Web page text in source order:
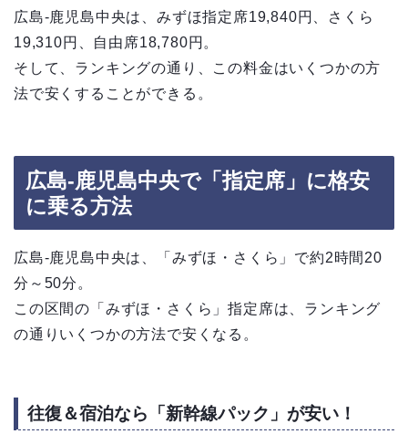
広島-鹿児島中央は、みずほ指定席19,840円、さくら
19,310円、自由席18,780円。
そして、ランキングの通り、この料金はいくつかの方
法で安くすることができる。
広島-鹿児島中央で「指定席」に格安
に乗る方法
広島-鹿児島中央は、「みずほ・さくら」で約2時間20
分～50分。
この区間の「みずほ・さくら」指定席は、ランキング
の通りいくつかの方法で安くなる。
往復＆宿泊なら「新幹線パック」が安い！